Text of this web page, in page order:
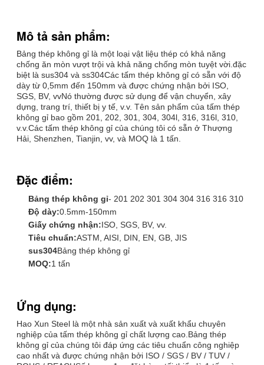
Mô tả sản phẩm:
Bảng thép không gỉ là một loại vật liệu thép có khả năng
chống ăn mòn vượt trội và khả năng chống mòn tuyệt vời.đặc
biệt là sus304 và ss304Các tấm thép không gỉ có sẵn với độ
dày từ 0,5mm đến 150mm và được chứng nhận bởi ISO,
SGS, BV, vvNó thường được sử dụng để vận chuyển, xây
dựng, trang trí, thiết bị y tế, v.v. Tên sản phẩm của tấm thép
không gỉ bao gồm 201, 202, 301, 304, 304l, 316, 316l, 310,
v.v.Các tấm thép không gỉ của chúng tôi có sẵn ở Thượng
Hải, Shenzhen, Tianjin, vv, và MOQ là 1 tấn.
Đặc điểm:
Bảng thép không gỉ- 201 202 301 304 304 316 316 310
Độ dày:0.5mm-150mm
Giấy chứng nhận:ISO, SGS, BV, vv.
Tiêu chuẩn:ASTM, AISI, DIN, EN, GB, JIS
sus304Bảng thép không gỉ
MOQ:1 tấn
Ứng dụng:
Hao Xun Steel là một nhà sản xuất và xuất khẩu chuyên
nghiệp của tấm thép không gỉ chất lượng cao.Bảng thép
không gỉ của chúng tôi đáp ứng các tiêu chuẩn công nghiệp
cao nhất và được chứng nhận bởi ISO / SGS / BV / TUV /